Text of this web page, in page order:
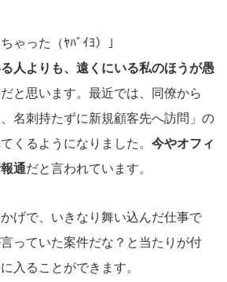
ゃった（ﾔﾊﾞｲﾖ）」
人よりも、遠くにいる私のほうが愚
と思います。最近では、同僚から
、名刺持たずに新規顧客先へ訪問」の
くるようになりました。 今やオフィ
通だと言われています。
げで、いきなり舞い込んだ仕事で
っていた案件だな？と当たりが付
入ることができます。